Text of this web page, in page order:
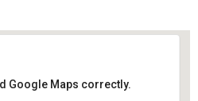
Google Maps correctly.